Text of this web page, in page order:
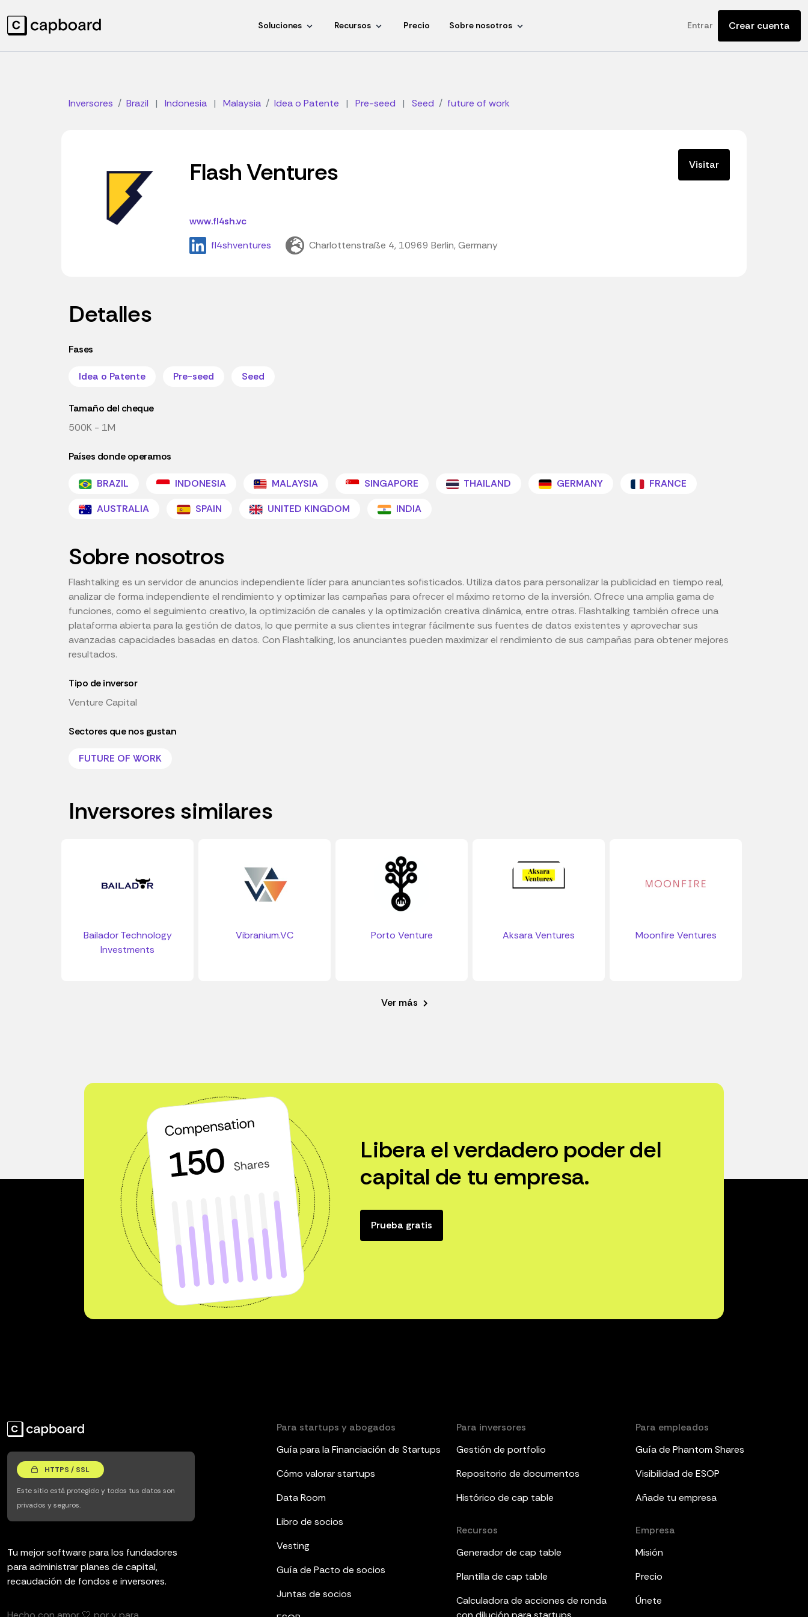
Soluciones Recursos Precio Sobre nosotros Entrar Crear cuenta
Inversores Brazil | Indonesia | Malaysia Idea o Patente | Pre-seed | Seed future of work
Flash Ventures Visitar
www.fl4sh.vc
fl4shventures
Charlottenstraße 4, 10969 Berlin, Germany
Detalles
Fases
Idea o Patente Pre-seed Seed
Tamaño del cheque
500K - 1M
Países donde operamos
BRAZIL INDONESIA MALAYSIA SINGAPORE THAILAND GERMANY
FRANCE
AUSTRALIA
SPAIN UNITED KINGDOM INDIA
Sobre nosotros
Flashtalking es un servidor de anuncios independiente líder para anunciantes sofisticados. Utiliza datos para personalizar la publicidad en tiempo real,
analizar de forma independiente el rendimiento y optimizar las campañas para ofrecer el máximo retorno de la inversión. Ofrece una amplia gama de
funciones, como el seguimiento creativo, la optimización de canales y la optimización creativa dinámica, entre otras. Flashtalking también ofrece una
plataforma abierta para la gestión de datos, lo que permite a sus clientes integrar fácilmente sus fuentes de datos existentes y aprovechar sus
avanzadas capacidades basadas en datos. Con Flashtalking, los anunciantes pueden maximizar el rendimiento de sus campañas para obtener mejores
resultados.
Tipo de inversor
Venture Capital
Sectores que nos gustan
FUTURE OF WORK
Inversores similares
Bailador Technology
Investments
Vibranium.VC Porto Venture Aksara Ventures Moonfire Ventures
Ver más
Libera el verdadero poder del
capital de tu empresa.
Prueba gratis
HTTPS / SSL
Este sitio está protegido y todos tus datos son
privados y seguros.
Tu mejor software para los fundadores
para administrar planes de capital,
recaudación de fondos e inversores.
Para startups y abogados
Guía para la Financiación de Startups
Cómo valorar startups
Data Room
Libro de socios
Vesting
Guía de Pacto de socios
Juntas de socios
Para inversores
Gestión de portfolio
Repositorio de documentos
Histórico de cap table
Recursos
Generador de cap table
Plantilla de cap table
Calculadora de acciones de ronda
Para empleados
Guía de Phantom Shares
Visibilidad de ESOP
Añade tu empresa
Empresa
Misión
Precio
Únete